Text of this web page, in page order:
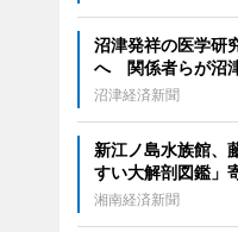
沼津発祥の医学研
へ 関係者らが沼
沼津経済新聞
新江ノ島水族館、
すい大解剖図鑑」
湘南経済新聞